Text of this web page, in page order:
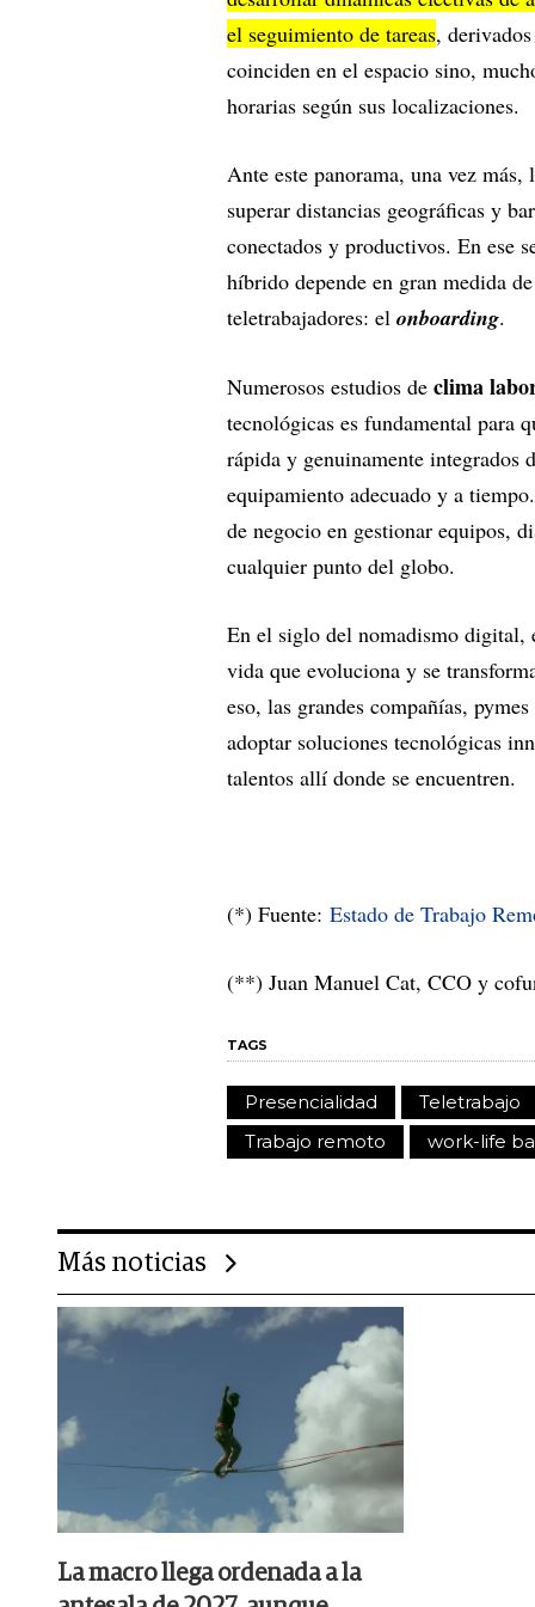
el seguimiento de tareas,
coinciden en el espacio sino,
horarias según sus localizaciones.
Ante este panorama, una vez
superar distancias geográficas y
conectados y productivos. En ese
híbrido depende en gran medida
teletrabajadores: el onboarding.
Numerosos estudios de clima
tecnológicas es fundamental para
rápida y genuinamente integrados
equipamiento adecuado y a
de negocio en gestionar equipos,
cualquier punto del globo.
En el siglo del nomadismo digital,
vida que evoluciona y se
eso, las grandes compañías,
adoptar soluciones tecnológicas
talentos allí donde se encuentren.
(*) Fuente: Estado de Trabajo
(**) Juan Manuel Cat, CCO y
TAGS
Presencialidad
Teletrabajo
Trabajo remoto
work-life
Más noticias
La macro llega ordenada a la